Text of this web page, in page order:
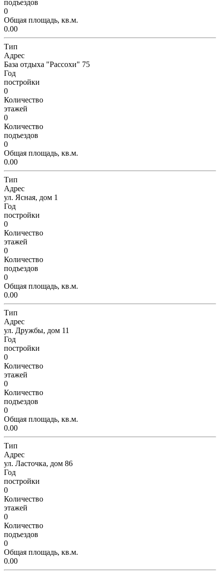
подъездов
0
Общая площадь, кв.м.
0.00
Тип
Адрес
База отдыха "Рассохи" 75
Год
постройки
0
Количество
этажей
0
Количество
подъездов
0
Общая площадь, кв.м.
0.00
Тип
Адрес
ул. Ясная, дом 1
Год
постройки
0
Количество
этажей
0
Количество
подъездов
0
Общая площадь, кв.м.
0.00
Тип
Адрес
ул. Дружбы, дом 11
Год
постройки
0
Количество
этажей
0
Количество
подъездов
0
Общая площадь, кв.м.
0.00
Тип
Адрес
ул. Ласточка, дом 86
Год
постройки
0
Количество
этажей
0
Количество
подъездов
0
Общая площадь, кв.м.
0.00